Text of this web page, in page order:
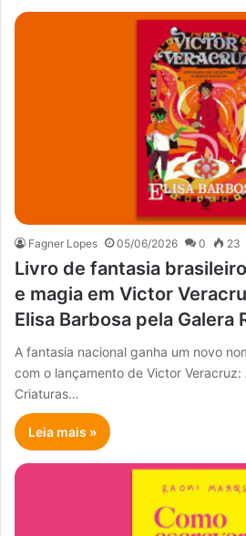
Fagner Lopes 05/06/2026 0 23
Livro de fantasia
e magia em Victor
Elisa Barbosa pela Galera
A fantasia nacional ganha um novo
com o lançamento de Victor
Criaturas…
Leia mais »